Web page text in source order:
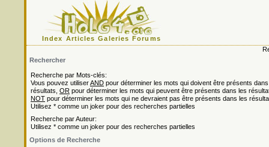
Index Articles Galeries Forums
Rechercher
Recherche par Mots-clés:
Vous pouvez utiliserAND pour déterminer les mots qui doivent être présents
résultats, OR pour déterminer les mots qui peuvent être présents dans les
NOT pour déterminer les mots qui ne devraient pas être présents dans les
Utilisez * comme un joker pour des recherches partielles
Recherche par Auteur:
Utilisez * comme un joker pour des recherches partielles
Options de Recherche